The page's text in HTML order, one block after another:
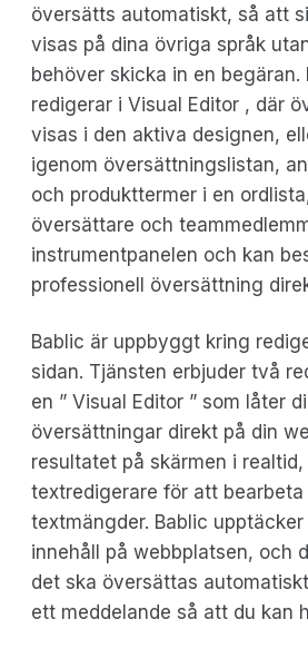
översätts automatiskt, så att
visas på dina övriga språk
behöver skicka in en begäran.
redigerar i Visual Editor , där
visas i den aktiva designen,
igenom översättningslistan,
och produkttermer i en
översättare och
instrumentpanelen och kan
professionell översättning
Bablic är uppbyggt kring
sidan. Tjänsten erbjuder två
en ” Visual Editor ” som låter
översättningar direkt på din
resultatet på skärmen i
textredigerare för att bearbeta
textmängder. Bablic
innehåll på webbplatsen, och
det ska översättas
ett meddelande så att du kan